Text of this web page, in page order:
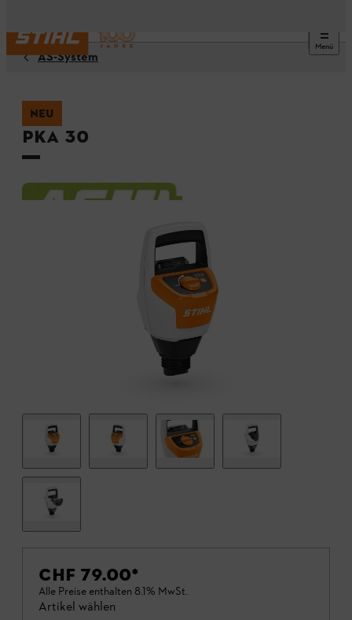
Menü
AS-System
NEU
PKA 30
CHF 79.00*
Alle Preise enthalten 8.1% MwSt.
Artikel wählen